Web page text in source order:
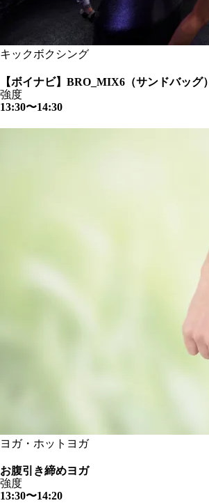
キックボクシング
【ボイナビ】BRO_MIX6（サンドバッグ）
強度
13:30〜14:30
ヨガ・ホットヨガ
お腹引き締めヨガ
強度
13:30〜14:20